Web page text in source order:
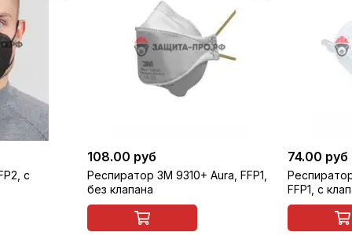
с
108.00 руб
Респиратор 3M 9310+ Aura, FFP1,
без клапана
74.00 руб
FFP1, с